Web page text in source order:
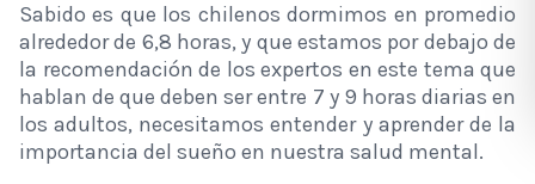
Sabido es que los chilenos dormimos en promedio
alrededor de 6,8 horas, y que estamos por debajo de
la recomendación de los expertos en este tema que
hablan de que deben ser entre 7 y 9 horas diarias en
los adultos, necesitamos entender y aprender de la
importancia del sueño en nuestra salud mental.